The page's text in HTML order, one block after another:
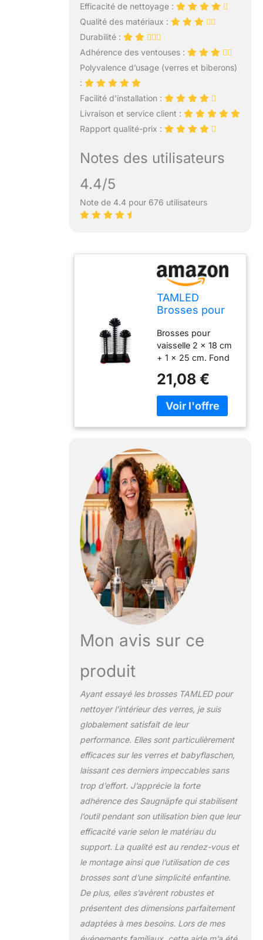
Efficacité de nettoyage :
Qualité des matériaux :
Durabilité :
Adhérence des ventouses :
Polyvalence d’usage (verres et biberons)
:
Facilité d’installation :
Livraison et service client :
Rapport qualité-prix :
Notes des utilisateurs
4.4/5
Note de 4.4 pour 676 utilisateurs
TAMLED
Brosses pour
l'intérieur des
verres 18 cm -
25 cm - 18 cm
Brosses pour
vaisselle 2 x 18 cm
+ 1 x 25 cm. Fond
de 19 x 10 cm avec
4 ventouses
puissantes. La tête
de la brosse a un
diamètre de 65
gastronomique de
qualité digne des
grands
gastronomes.
21,08 €
Mon avis sur ce
produit
Ayant essayé les brosses TAMLED pour
nettoyer l’intérieur des verres, je suis
globalement satisfait de leur
performance. Elles sont particulièrement
efficaces sur les verres et babyflaschen,
laissant ces derniers impeccables sans
trop d’effort. J’apprécie la forte
adhérence des Saugnäpfe qui stabilisent
l’outil pendant son utilisation bien que leur
efficacité varie selon le matériau du
support. La qualité est au rendez-vous et
le montage ainsi que l’utilisation de ces
brosses sont d’une simplicité enfantine.
De plus, elles s’avèrent robustes et
présentent des dimensions parfaitement
adaptées à mes besoins. Lors de mes